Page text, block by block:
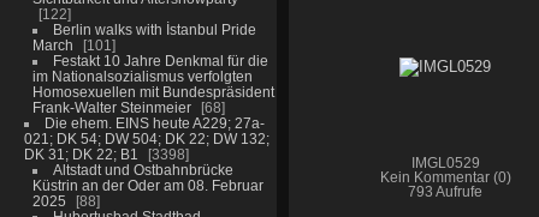
122
Berlin walks with İstanbul Pride
March
101
Festakt 10 Jahre Denkmal für die
im Nationalsozialismus verfolgten
Homosexuellen mit Bundespräsident
Frank-Walter Steinmeier
68
Die ehem. EINS heute A229; 27a-
021; DK 54; DW 504; DK 22; DW 132;
DK 31; DK 22; B1
3398
Altstadt und Ostbahnbrücke
Küstrin an der Oder am 08. Februar
2025
88
IMGL0529
Kein Kommentar (0)
793 Aufrufe